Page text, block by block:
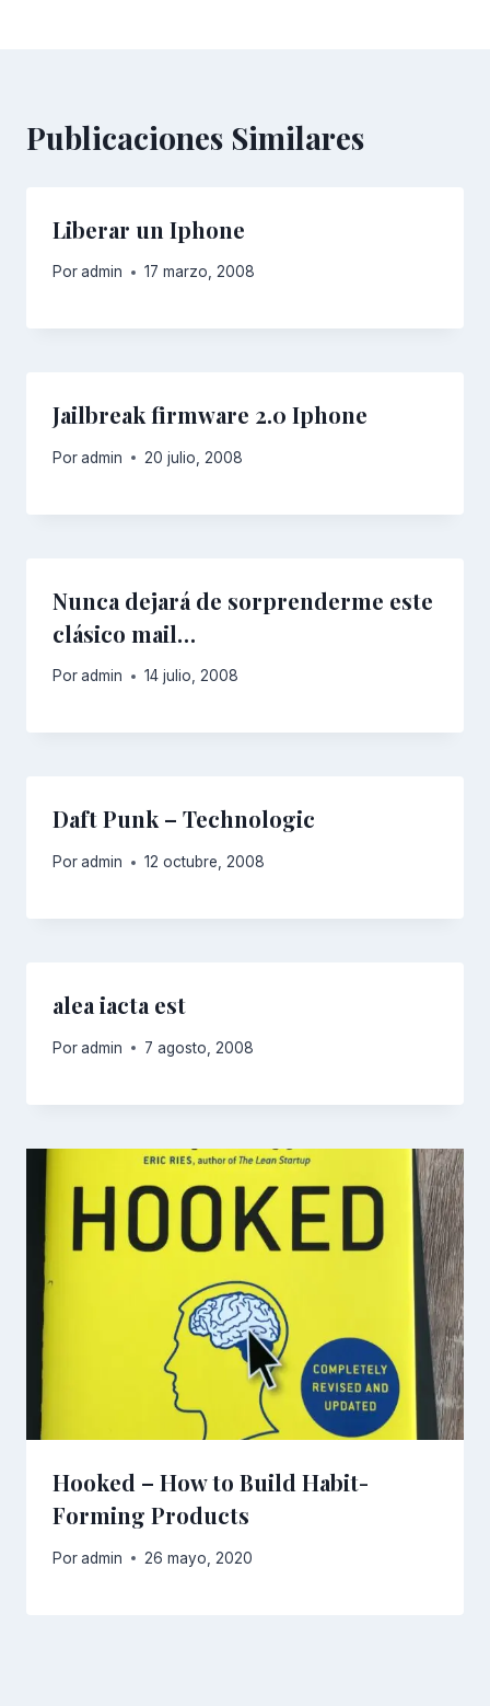
Publicaciones Similares
Liberar un Iphone
Poradmin 17 marzo, 2008
Jailbreak firmware 2.0 Iphone
Poradmin 20 julio, 2008
Nunca dejará de sorprenderme este
clásico mail…
Poradmin 14 julio, 2008
Daft Punk – Technologic
Poradmin 12 octubre, 2008
alea iacta est
Poradmin 7 agosto, 2008
Hooked – How to Build Habit-
Forming Products
Poradmin 26 mayo, 2020